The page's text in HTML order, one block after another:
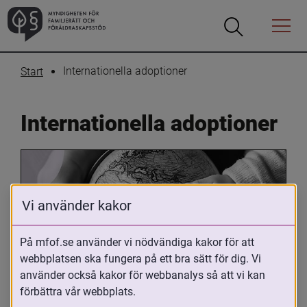
Öppna
Öppna
Menyn
Start Internationella adoptioner
Internationella adoptioner
Oavsett om du är adopterad,
adoptivförälder eller arbetar med
Vi använder kakor
På mfof.se använder vi nödvändiga kakor för att
webbplatsen ska fungera på ett bra sätt för dig. Vi
använder också kakor för webbanalys så att vi kan
förbättra vår webbplats.